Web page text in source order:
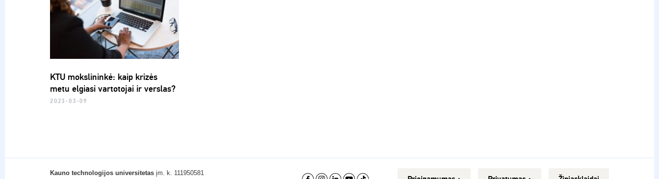
KTU mokslininkė: kaip krizės
metu elgiasi vartotojai ir verslas?
2023-03-09
Kauno technologijos universitetas įm. k. 111950581